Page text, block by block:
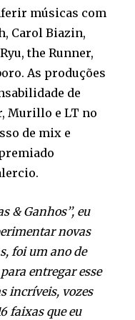
músicas com
Carol Biazin,
the Runner,
As produções
de
Murillo e LT no
de mix e
& Ganhos’’, eu
novas
foi um ano de
entregar esse
incríveis, vozes
faixas que eu